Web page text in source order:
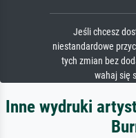
Jeśli chcesz
niestandardowe
tych zmian bez
wahaj się
Inne wydruki